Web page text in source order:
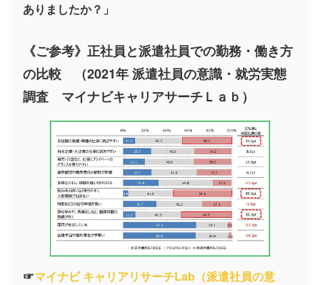
ありましたか？」
《ご参考》正社員と派遣社員での勤務・働き方
の比較 （2021年 派遣社員の意識・就労実態
調査 マイナビキャリアサーチＬａｂ）
☞マイナビ キャリアリサーチLab（派遣社員の意